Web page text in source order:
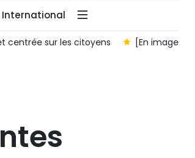
International
pour améliorer la santé visuelle à l’ère